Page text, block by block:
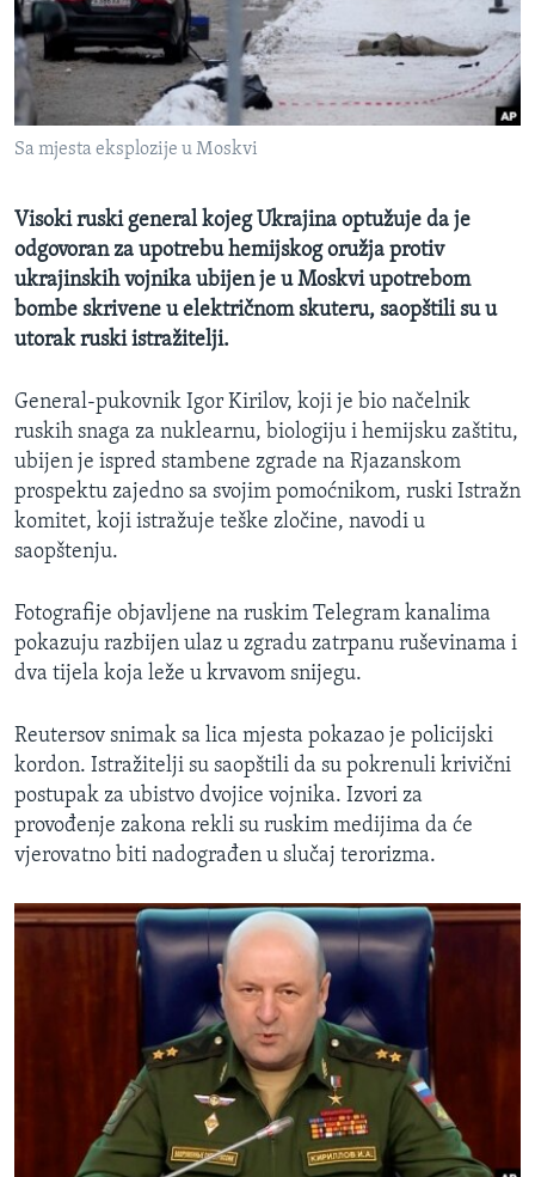
MAGAZIN
O GLASU AMERIKE
Learning English
Jezici
Sa mjesta eksplozije u Moskvi
Visoki ruski general kojeg Ukrajina optužuje da je
odgovoran za upotrebu hemijskog oružja protiv
ukrajinskih vojnika ubijen je u Moskvi upotrebom
bombe skrivene u električnom skuteru, saopštili su u
utorak ruski istražitelji.
General-pukovnik Igor Kirilov, koji je bio načelnik
ruskih snaga za nuklearnu, biologiju i hemijsku zaštitu,
ubijen je ispred stambene zgrade na Rjazanskom
prospektu zajedno sa svojim pomoćnikom, ruski Istražn
komitet, koji istražuje teške zločine, navodi u
saopštenju.
Fotografije objavljene na ruskim Telegram kanalima
pokazuju razbijen ulaz u zgradu zatrpanu ruševinama i
dva tijela koja leže u krvavom snijegu.
Reutersov snimak sa lica mjesta pokazao je policijski
kordon. Istražitelji su saopštili da su pokrenuli krivični
postupak za ubistvo dvojice vojnika. Izvori za
provođenje zakona rekli su ruskim medijima da će
vjerovatno biti nadograđen u slučaj terorizma.